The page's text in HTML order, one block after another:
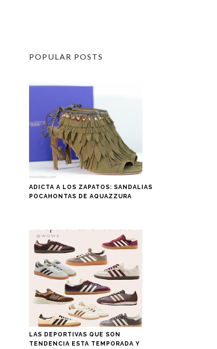
POPULAR POSTS
ADICTA A LOS ZAPATOS: SANDALIAS
POCAHONTAS DE AQUAZZURA
LAS DEPORTIVAS QUE SON
TENDENCIA ESTA TEMPORADA Y